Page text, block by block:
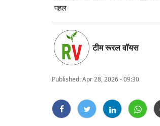
पहल
टीम रूरल वॉयस
Published:Apr 28, 2026 - 09:30